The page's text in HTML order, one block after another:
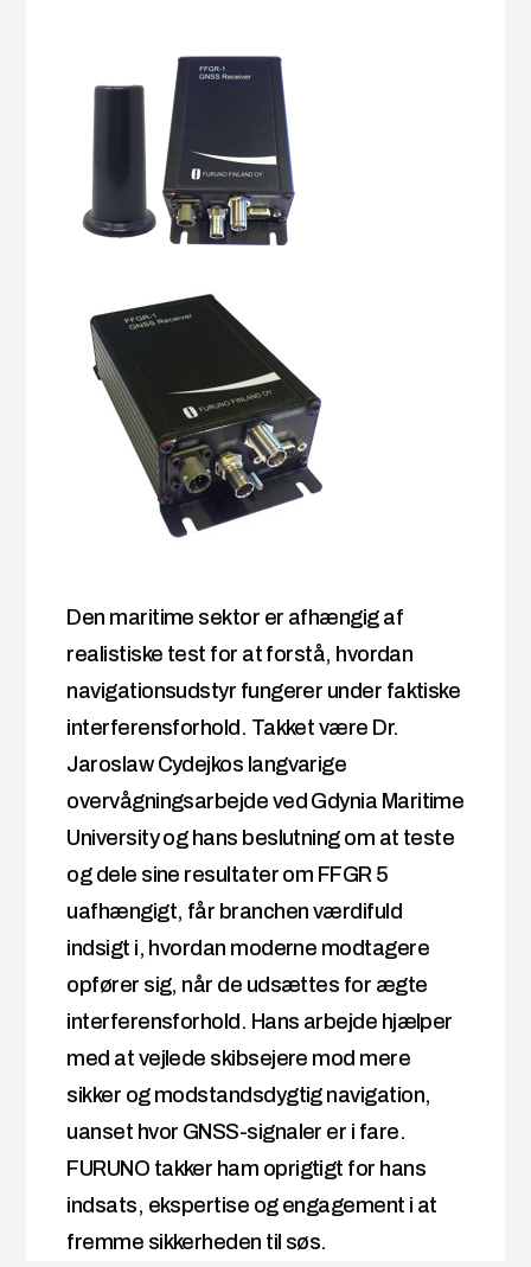
Den maritime sektor er afhængig af
realistiske test for at forstå, hvordan
navigationsudstyr fungerer under faktiske
interferensforhold. Takket være Dr.
Jaroslaw Cydejkos langvarige
overvågningsarbejde ved Gdynia Maritime
University og hans beslutning om at teste
og dele sine resultater om FFGR 5
uafhængigt, får branchen værdifuld
indsigt i, hvordan moderne modtagere
opfører sig, når de udsættes for ægte
interferensforhold. Hans arbejde hjælper
med at vejlede skibsejere mod mere
sikker og modstandsdygtig navigation,
uanset hvor GNSS-signaler er i fare.
FURUNO takker ham oprigtigt for hans
indsats, ekspertise og engagement i at
fremme sikkerheden til søs.